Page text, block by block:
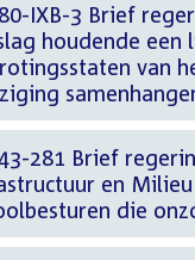
IXB-3 Brief
houdende
van
281 Brief
en
die